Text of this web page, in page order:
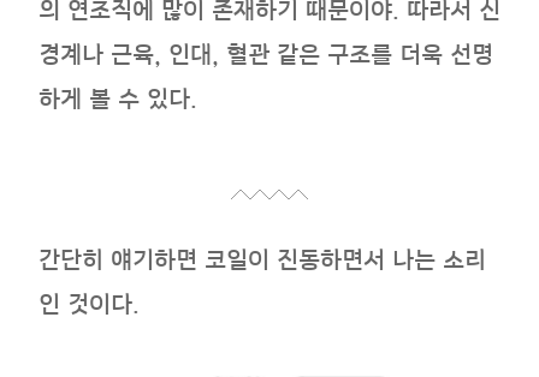
의 연조직에 많이 존재하기 때문이야. 따라서 신
경계나 근육, 인대, 혈관 같은 구조를 더욱 선명
하게 볼 수 있다.
간단히 얘기하면 코일이 진동하면서 나는 소리
인 것이다.